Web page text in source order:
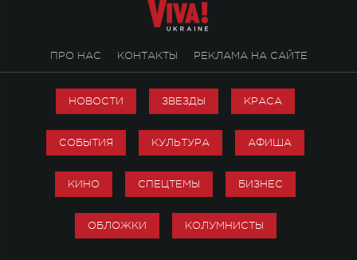
ПРО НАС КОНТАКТЫ РЕКЛАМА НА САЙТЕ
НОВОСТИ ЗВЕЗДЫ КРАСА
СОБЫТИЯ КУЛЬТУРА АФИША
КИНО СПЕЦТЕМЫ БИЗНЕС
ОБЛОЖКИ КОЛУМНИСТЫ